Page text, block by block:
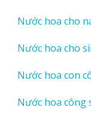
Nước hoa cho
Nước hoa cho
Nước hoa con
Nước hoa công